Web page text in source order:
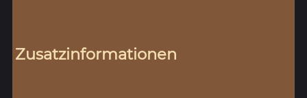
Zusatzinformationen